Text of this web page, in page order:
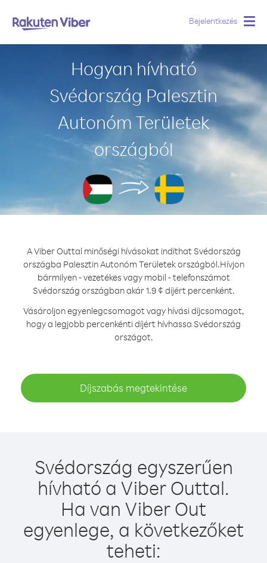
Bejelentkezés
Hogyan hívható
Svédország Palesztin
Autonóm Területek
országból
A Viber Outtal minőségi hívásokat indíthat Svédország
országba Palesztin Autonóm Területek országból.Hívjon
bármilyen - vezetékes vagy mobil - telefonszámot
Svédország országban akár 1.9 ¢ díjért percenként.
Vásároljon egyenlegcsomagot vagy hívási díjcsomagot,
hogy a legjobb percenkénti díjért hívhassa Svédország
országot.
Díjszabás megtekintése
Svédország egyszerűen
hívható a Viber Outtal.
Ha van Viber Out
egyenlege, a következőket
teheti: